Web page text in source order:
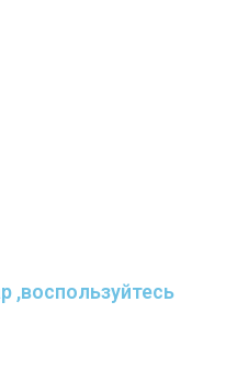
,воспользуйтесь